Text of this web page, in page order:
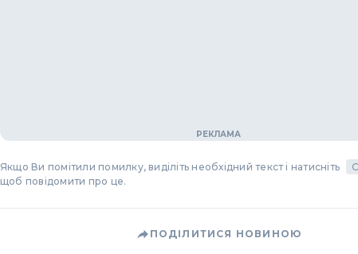
Якщо Ви помітили помилку, виділіть необхідний текст і натисніть
щоб повідомити про це.
ПОДІЛИТИСЯ НОВИНОЮ